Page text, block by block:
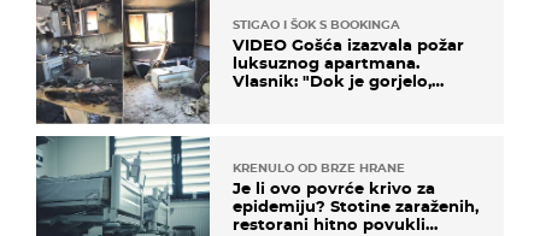
STIGAO I ŠOK S BOOKINGA
VIDEO Gošća izazvala požar
luksuznog apartmana.
Vlasnik: "Dok je gorjelo,
KRENULO OD BRZE HRANE
Je li ovo povrće krivo za
epidemiju? Stotine zaraženih,
restorani hitno povukli